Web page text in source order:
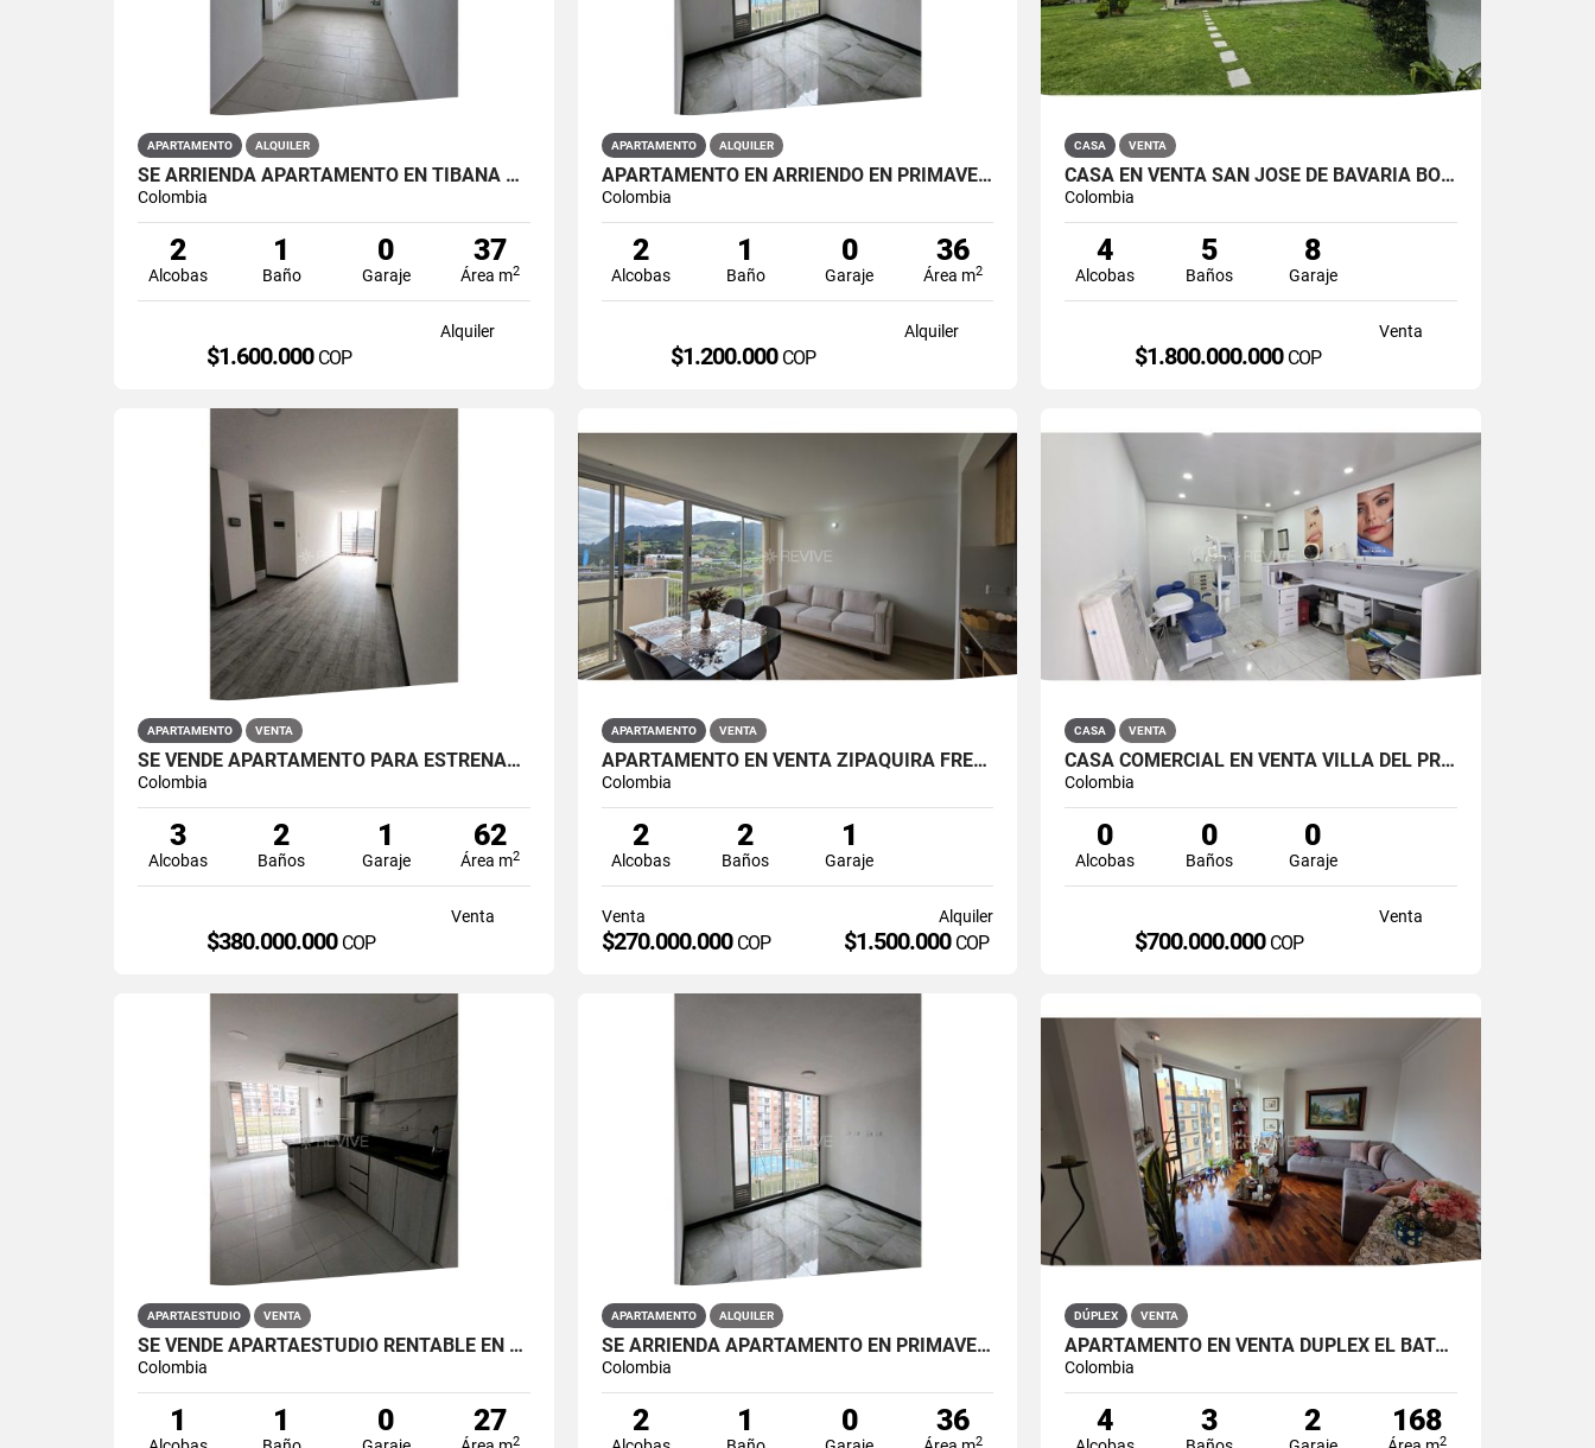
APARTAMENTO ALQUILER
SE ARRIENDA APARTAMENTO EN TIBANA OUENTE ARANDA CONJUNTO OPORTO
Colombia
2
Alcobas
1
Baño
0
Garaje
37
Área m2
Alquiler
$1.600.000 COP
APARTAMENTO ALQUILER
APARTAMENTO EN ARRIENDO EN PRIMAVERA PUENTE ARANDA PRIMAVERA 6-39 ET 2
Colombia
2
Alcobas
1
Baño
0
Garaje
36
Área m2
Alquiler
$1.200.000 COP
CASA VENTA
CASA EN VENTA SAN JOSÉ DE BAVARIA BOGOTÁ
Colombia
4
Alcobas
5
Baños
8
Garaje
Venta
$1.800.000.000 COP
APARTAMENTO VENTA
SE VENDE APARTAMENTO PARA ESTRENAR EN RESTREPO ANTONIO NARIÑO
Colombia
3
Alcobas
2
Baños
1
Garaje
62
Área m2
Venta
$380.000.000 COP
APARTAMENTO VENTA
APARTAMENTO EN VENTA ZIPAQUIRÁ FRENTE A LA UNIMINUTO
Colombia
2
Alcobas
2
Baños
1
Garaje
Venta
$270.000.000 COP
Alquiler
$1.500.000 COP
CASA VENTA
CASA COMERCIAL EN VENTA VILLA DEL PRADO BOGOTÁ NORTE
Colombia
0
Alcobas
0
Baños
0
Garaje
Venta
$700.000.000 COP
APARTAESTUDIO VENTA
SE VENDE APARTAESTUDIO RENTABLE EN PRIMAVERA 6-39 ET 2
Colombia
1 1 0 27
2
APARTAMENTO ALQUILER
SE ARRIENDA APARTAMENTO EN PRIMAVERA 6-39 ET 2 PISO 3 PARS ESTRENAR
Colombia
2 1 0 36
2
DÚPLEX VENTA
APARTAMENTO EN VENTA DÚPLEX EL BATÁN
Colombia
4 3 2 168
2